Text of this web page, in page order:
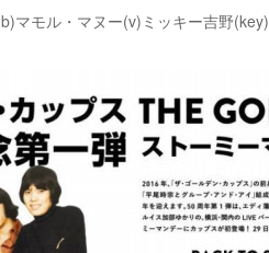
マモル・マヌー(v)ミッキー吉野(key)